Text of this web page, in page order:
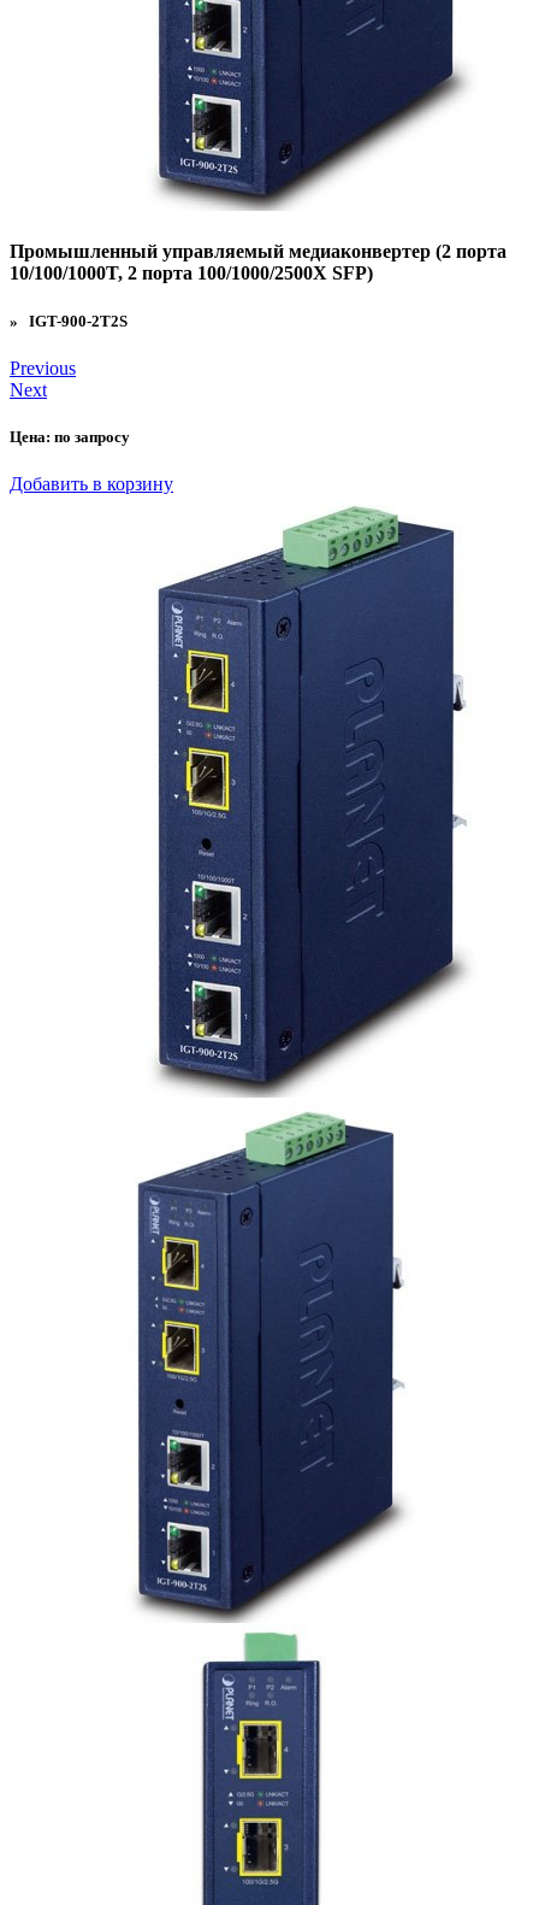
Промышленный управляемый медиаконвертер (2 порта
10/100/1000T, 2 порта 100/1000/2500X SFP)
» IGT-900-2T2S
Previous
Next
Цена: по запросу
Добавить в корзину